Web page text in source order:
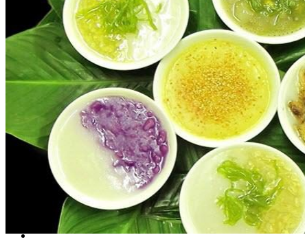
Bếp Trưởng Bếp Việt
Bếp Trưởng Bếp Hoa
Nghiệp Vụ Bếp Hàn
Nghiệp Vụ Bếp Thái
Nghiệp Vụ Quản Lý Bếp
Nghiệp Vụ Bếp Phụ
Khóa Học Eat Clean
Khóa Học Food Stylist
Khởi Sự Kinh Doanh Nhà Hàng
Nghiệp Vụ Bếp Chay
Điểm Tâm Hồng Kông
Học Cắt Tỉa Rau Củ Quả
Học Nấu Ăn Gia Đình
Học Mở Quán Kinh Doanh
Khóa Học Khởi Sự Kinh Doanh Ngành F&B
Bí Quyết Kinh Doanh Và Vận Hành Mô Hình Ẩm Thực
Khai Giảng
Mẹo Nấu Ăn